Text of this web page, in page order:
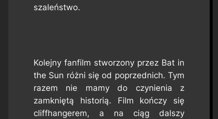
szaleństwo.
Kolejny fanfilm stworzony przez Bat in
the Sun różni się od poprzednich. Tym
razem nie mamy do czynienia z
zamkniętą historią. Film kończy się
cliffhangerem, a na ciąg dalszy